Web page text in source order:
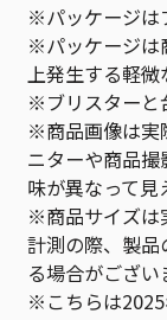
※パッケージは
※パッケージは
上発生する軽
※ブリスターと
※商品画像は実
ニターや商品
味が異なって見
※商品サイズは
計測の際、製
る場合がござい
※こちらは2025